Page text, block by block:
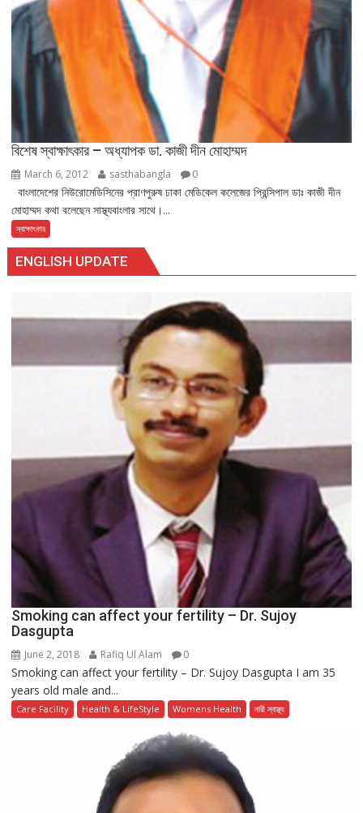
বিশেষ স্বাক্ষাৎকার – অধ্যাপক ডা. কাজী দীন মোহাম্মদ
March 6, 2012 sasthabangla 0
বাংলাদেশের নিউরোমেডিসিনের প্রাণপুরুষ ঢাকা মেডিকেল কলেজের প্রিন্সিপাল ডাঃ কাজী দীন
মোহাম্মদ কথা বলেছেন সাস্থ্যবাংলার সাথে।...
স্বাক্ষাৎকার
ENGLISH UPDATE
Smoking can affect your fertility – Dr. Sujoy
Dasgupta
June 2, 2018 Rafiq Ul Alam 0
Smoking can affect your fertility – Dr. Sujoy Dasgupta I am 35
years old male and...
Care Facility Health & LifeStyle Womens Health নারী স্বাস্থ্য